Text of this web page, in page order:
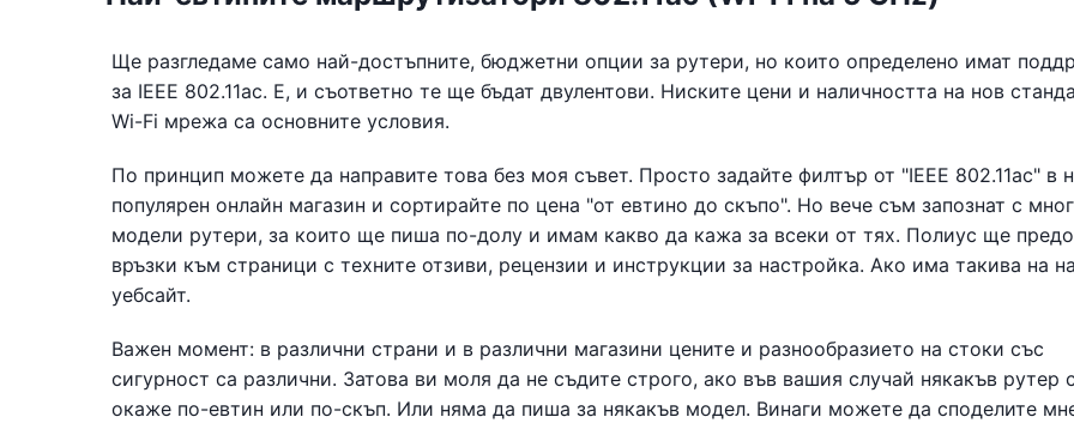
Ще разгледаме само най-достъпните, бюджетни опции за рутери, но които определено имат
за IEEE 802.11ac. Е, и съответно те ще бъдат двулентови. Ниските цени и наличността на нов
Wi-Fi мрежа са основните условия.
По принцип можете да направите това без моя съвет. Просто задайте филтър от "IEEE 802.11ac" в
популярен онлайн магазин и сортирайте по цена "от евтино до скъпо". Но вече съм запознат с
модели рутери, за които ще пиша по-долу и имам какво да кажа за всеки от тях. Полиус ще
връзки към страници с техните отзиви, рецензии и инструкции за настройка. Ако има такива на
уебсайт.
Важен момент: в различни страни и в различни магазини цените и разнообразието на стоки със
сигурност са различни. Затова ви моля да не съдите строго, ако във вашия случай някакъв рутер
окаже по-евтин или по-скъп. Или няма да пиша за някакъв модел. Винаги можете да споделите